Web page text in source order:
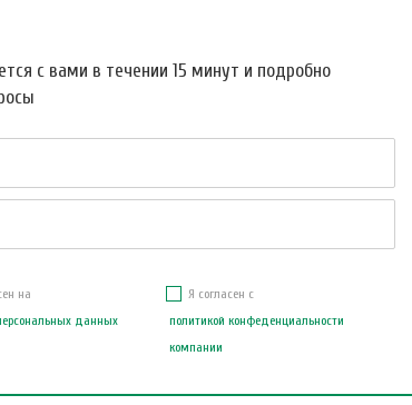
с вами в течении 15 минут и подробно
на
данных
Я согласен с
политикой конфеденциальности
компании